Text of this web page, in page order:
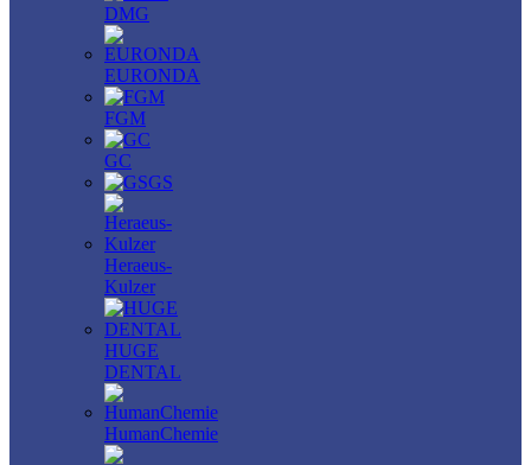
DMG
EURONDA
FGM
GC
GS
Heraeus-
Kulzer
HUGE
DENTAL
HumanChemie